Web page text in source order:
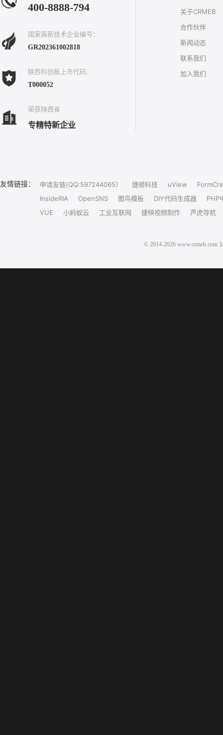
400-8888-794
国家高新技术企业编号：
GR202361002818
陕西科创板上市代码：
T000052
荣获陕西省
专精特新企业
关于CRMEB
合作伙伴
新闻动态
联系我们
加入我们
友情链接： 申请友链(QQ:597244065） 捷顺科技 uView
InsideRIA
OpenSNS 图鸟模板 DIY代码生成器
PHP
VUE
小蚂蚁云 工业互联网 捷映视频制作 芦虎导航
© 2014-2026